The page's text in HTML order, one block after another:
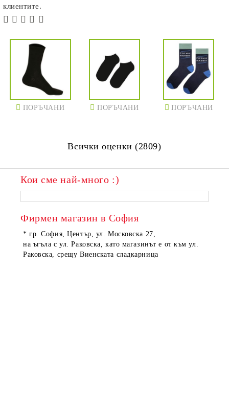
клиентите.
ПОРЪЧАНИ ПОРЪЧАНИ ПОРЪЧАНИ
ПОРЪЧАНИ
Всички оценки (2809)
Кои сме най-много :)
Фирмен магазин в София
* гр. София, Център, ул. Московска 27,
на ъгъла с ул. Раковска, като магазинът е от към ул.
Раковска, срещу Виенската сладкарница